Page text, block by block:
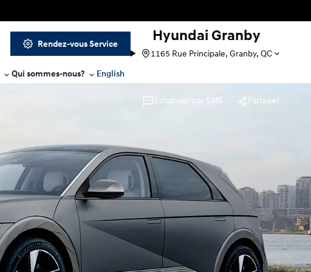
Rendez-vous Service
Hyundai Granby
1165 Rue Principale, Granby, QC
Qui sommes-nous? English
Échanger par SMS Partager